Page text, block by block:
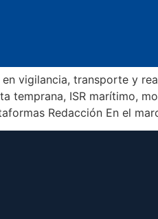
en vigilancia, transporte y
temprana, ISR marítimo,
Redacción En el